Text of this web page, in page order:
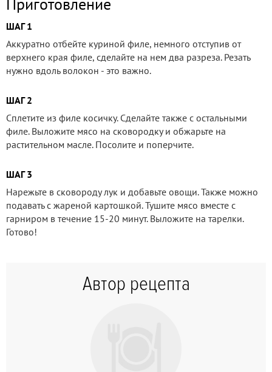
ШАГ 1
Аккуратно отбейте куриной филе, немного отступив от
верхнего края филе, сделайте на нем два разреза. Резать
нужно вдоль волокон - это важно.
ШАГ 2
Сплетите из филе косичку. Сделайте также с остальными
филе. Выложите мясо на сковородку и обжарьте на
растительном масле. Посолите и поперчите.
ШАГ 3
Нарежьте в сковороду лук и добавьте овощи. Также можно
подавать с жареной картошкой. Тушите мясо вместе с
гарниром в течение 15-20 минут. Выложите на тарелки.
Готово!
Автор рецепта